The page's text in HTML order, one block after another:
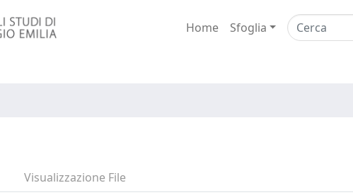
Home Sfoglia
Visualizzazione File